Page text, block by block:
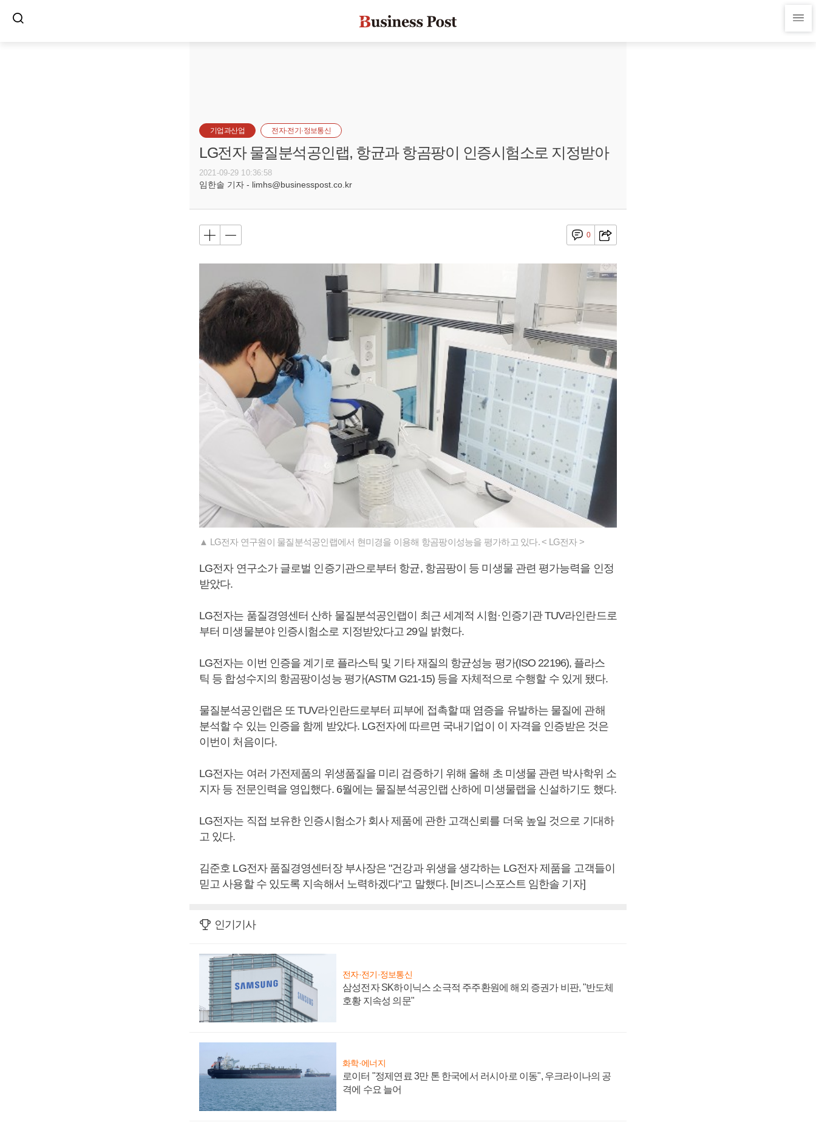
기업과산업 전자·전기·정보통신
LG전자 물질분석공인랩, 항균과 항곰팡이 인증시험소로 지정받아
2021-09-29 10:36:58
임한솔 기자 - limhs@businesspost.co.kr
0
▲ LG전자 연구원이 물질분석공인랩에서 현미경을 이용해 항곰팡이성능을 평가하고 있다. < LG전자 >
LG전자 연구소가 글로벌 인증기관으로부터 항균, 항곰팡이 등 미생물 관련 평가능력을 인정
받았다.
LG전자는 품질경영센터 산하 물질분석공인랩이 최근 세계적 시험·인증기관 TUV라인란드로
부터 미생물분야 인증시험소로 지정받았다고 29일 밝혔다.
LG전자는 이번 인증을 계기로 플라스틱 및 기타 재질의 항균성능 평가(ISO 22196), 플라스
틱 등 합성수지의 항곰팡이성능 평가(ASTM G21-15) 등을 자체적으로 수행할 수 있게 됐다.
물질분석공인랩은 또 TUV라인란드로부터 피부에 접촉할 때 염증을 유발하는 물질에 관해
분석할 수 있는 인증을 함께 받았다. LG전자에 따르면 국내기업이 이 자격을 인증받은 것은
이번이 처음이다.
LG전자는 여러 가전제품의 위생품질을 미리 검증하기 위해 올해 초 미생물 관련 박사학위 소
지자 등 전문인력을 영입했다. 6월에는 물질분석공인랩 산하에 미생물랩을 신설하기도 했다.
LG전자는 직접 보유한 인증시험소가 회사 제품에 관한 고객신뢰를 더욱 높일 것으로 기대하
고 있다.
김준호 LG전자 품질경영센터장 부사장은 "건강과 위생을 생각하는 LG전자 제품을 고객들이
믿고 사용할 수 있도록 지속해서 노력하겠다"고 말했다. [비즈니스포스트 임한솔 기자]
인기기사
전자·전기·정보통신
삼성전자 SK하이닉스 소극적 주주환원에 해외 증권가 비판, "반도체
호황 지속성 의문"
화학·에너지
로이터 "정제연료 3만 톤 한국에서 러시아로 이동", 우크라이나의 공
격에 수요 늘어